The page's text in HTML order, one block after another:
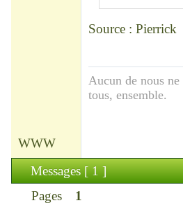
Source : Pierrick
Aucun de nous ne
tous, ensemble.
WWW
Messages [ 1 ]
Pages
1